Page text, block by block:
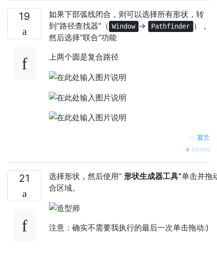
19
如果下部弧线闭合，则可以选择所有形状，转
到“路径查找器”（ Window -> Pathfinder ），
然后选择“联合”功能
上两个圆是复合路径
宜兰
source
21 选择形状，然后使用“ 形状生成器工具”单击并拖
合区域。
注意：确实不需要我执行的最后一次单击拖动:)